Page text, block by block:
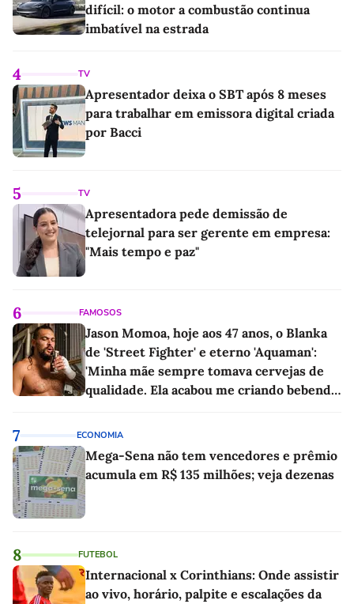
difícil: o motor a combustão continua
imbatível na estrada
4 TV
Apresentador deixa o SBT após 8 meses
para trabalhar em emissora digital criada
por Bacci
5 TV
Apresentadora pede demissão de
telejornal para ser gerente em empresa:
"Mais tempo e paz"
6 FAMOSOS
Jason Momoa, hoje aos 47 anos, o Blanka
de 'Street Fighter' e eterno 'Aquaman':
'Minha mãe sempre tomava cervejas de
qualidade. Ela acabou me criando bebendo
7 ECONOMIA
Mega-Sena não tem vencedores e prêmio
acumula em R$ 135 milhões; veja dezenas
8 FUTEBOL
Internacional x Corinthians: Onde assistir
ao vivo, horário, palpite e escalações da